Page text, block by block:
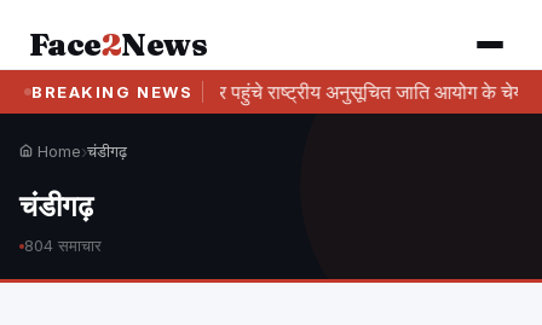
Face2News
BREAKING NEWS
कर्मचारियों के घर पहुंचे राष्ट्रीय अनुसूचित जाति आयोग के चेयरपर्सन
Home›चंडीगढ़
चंडीगढ़
804 समाचार